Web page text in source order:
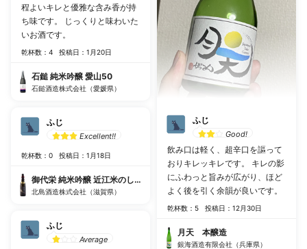
程よいキレと優雅な含み香が持
ち味です。 じっくりと味わいた
いお酒です。
乾杯数：4 投稿日：1月20日
石鎚 純米吟醸 愛山50
石鎚酒造株式会社（愛媛県）
ふじ
Excellent!!
乾杯数：0 投稿日：1月18日
御代栄 純米吟醸 近江米のしずく
北島酒造株式会社（滋賀県）
ふじ
Average
ふじ
Good!
飲み口は軽く、超辛口を謳って
おりキレッキレです。 キレの影
にふわっと旨みが広がり、ほど
よく後を引く余韻が良いです。
乾杯数：5 投稿日：12月30日
月天 本醸造
銀海酒造有限会社（兵庫県）